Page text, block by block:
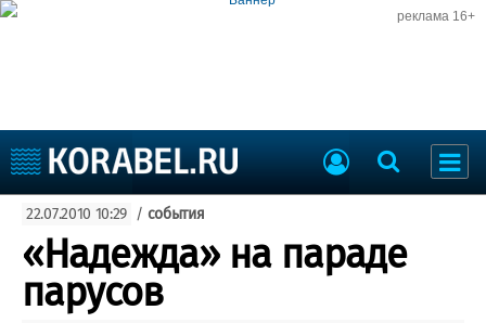
реклама 16+
Судоходство
Судоремонт
События
Пресс-релизы
Порты
Рыболовство
22.07.2010 10:29 / события
«Надежда» на параде
парусов